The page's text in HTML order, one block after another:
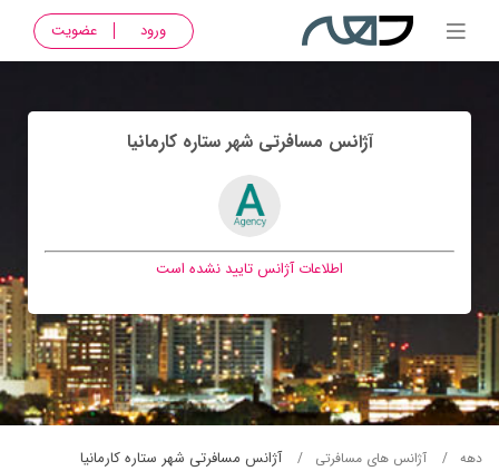
ورود عضویت
آژانس مسافرتی شهر ستاره کارمانيا
اطلاعات آژانس تایید نشده است
دهه آژانس های مسافرتی آژانس مسافرتی شهر ستاره کارمانيا